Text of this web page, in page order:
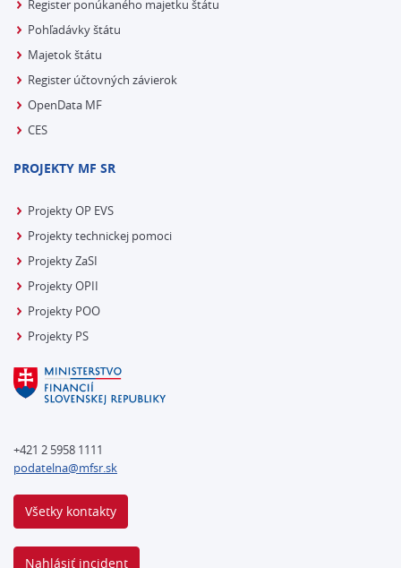
Register ponúkaného majetku štátu
Pohľadávky štátu
Majetok štátu
Register účtovných závierok
OpenData MF
CES
PROJEKTY MF SR
Projekty OP EVS
Projekty technickej pomoci
Projekty ZaSI
Projekty OPII
Projekty POO
Projekty PS
+421 2 5958 1111
podatelna@mfsr.sk
Všetky kontakty
Nahlásiť incident